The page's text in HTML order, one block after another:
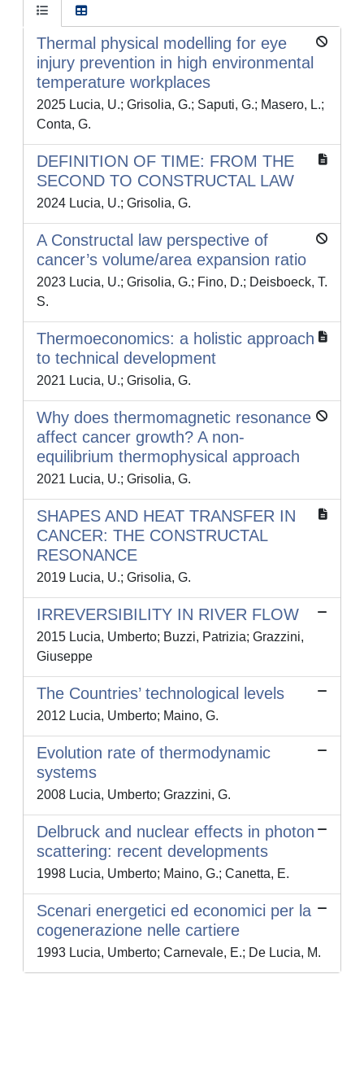
Thermal physical modelling for eye
injury prevention in high environmental
temperature workplaces
2025 Lucia, U.; Grisolia, G.; Saputi, G.; Masero, L.;
Conta, G.
DEFINITION OF TIME: FROM THE
SECOND TO CONSTRUCTAL LAW
2024 Lucia, U.; Grisolia, G.
A Constructal law perspective of
cancer’s volume/area expansion ratio
2023 Lucia, U.; Grisolia, G.; Fino, D.; Deisboeck, T.
S.
Thermoeconomics: a holistic approach
to technical development
2021 Lucia, U.; Grisolia, G.
Why does thermomagnetic resonance
affect cancer growth? A non-
equilibrium thermophysical approach
2021 Lucia, U.; Grisolia, G.
SHAPES AND HEAT TRANSFER IN
CANCER: THE CONSTRUCTAL
RESONANCE
2019 Lucia, U.; Grisolia, G.
IRREVERSIBILITY IN RIVER FLOW
2015 Lucia, Umberto; Buzzi, Patrizia; Grazzini,
Giuseppe
The Countries’ technological levels
2012 Lucia, Umberto; Maino, G.
Evolution rate of thermodynamic
systems
2008 Lucia, Umberto; Grazzini, G.
Delbruck and nuclear effects in photon
scattering: recent developments
1998 Lucia, Umberto; Maino, G.; Canetta, E.
Scenari energetici ed economici per la
cogenerazione nelle cartiere
1993 Lucia, Umberto; Carnevale, E.; De Lucia, M.